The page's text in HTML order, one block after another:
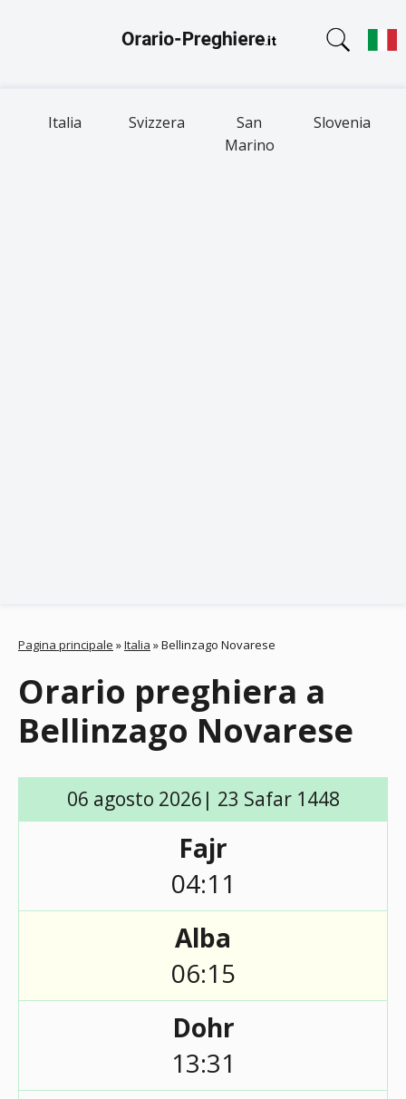
Italia Svizzera
San
Marino
Slovenia
Pagina principale »Italia »Bellinzago Novarese
Orario preghiera a
Bellinzago Novarese
06 agosto 2026| 23 Safar 1448
Fajr
04:11
Alba
06:15
Dohr
13:31